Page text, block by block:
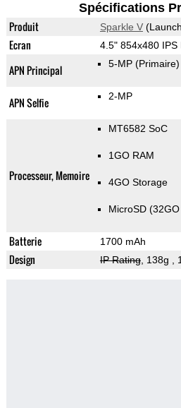
Spécifications
Produit Sparkle V
Ecran 4.5" 854x480 IPS
APN Principal 5-MP (Primaire)
APN Selfie 2-MP
Processeur, Memoire
MT6582 SoC
1GO RAM
4GO Storage
MicroSD
Batterie 1700 mAh
Design IP Rating, 138g